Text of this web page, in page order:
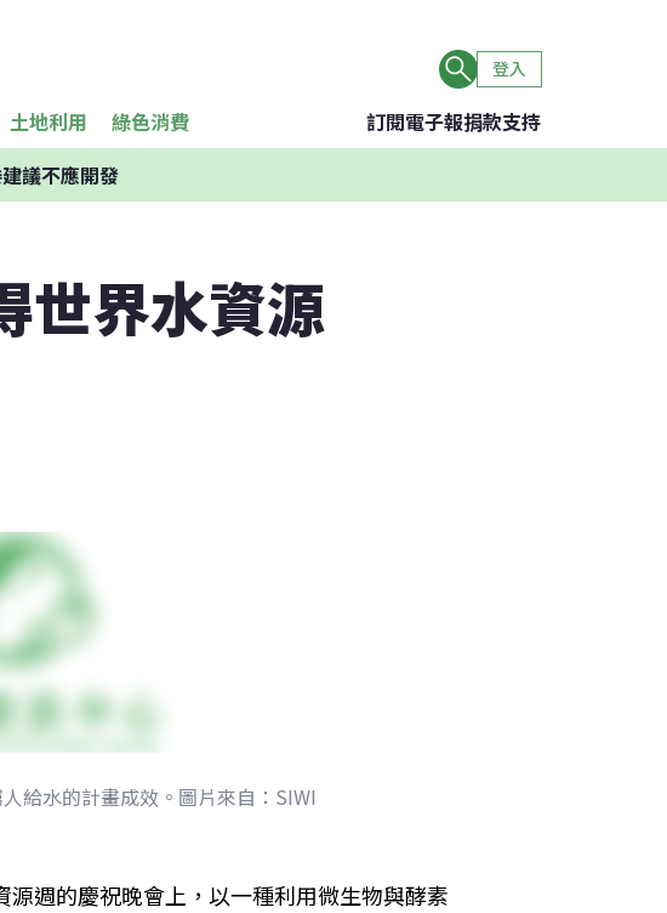
登入
土地利用 綠色消費 訂閱電子報捐款支持
議不應開發
世界水資源
給水的計畫成效。圖片來自：SIWI
週的慶祝晚會上，以一種利用微生物與酵素